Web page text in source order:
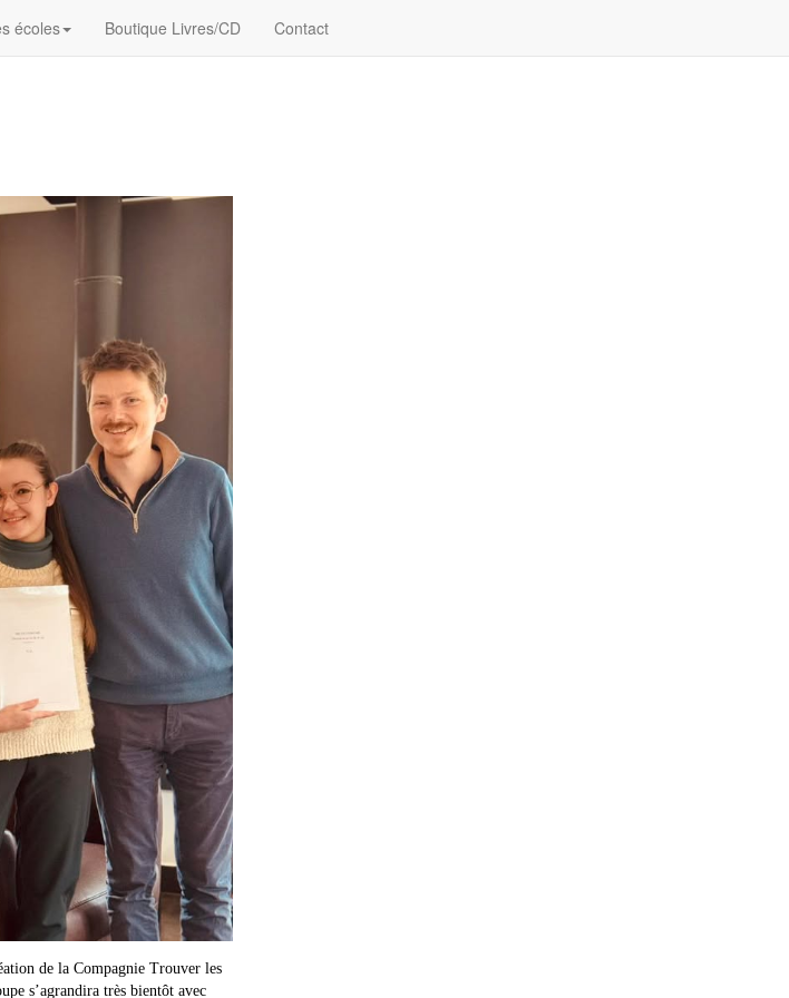
écoles Boutique Livres/CD Contact
de la Compagnie Trouver les
s’agrandira très bientôt avec